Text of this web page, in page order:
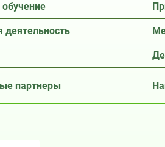
деятельность
партнеры